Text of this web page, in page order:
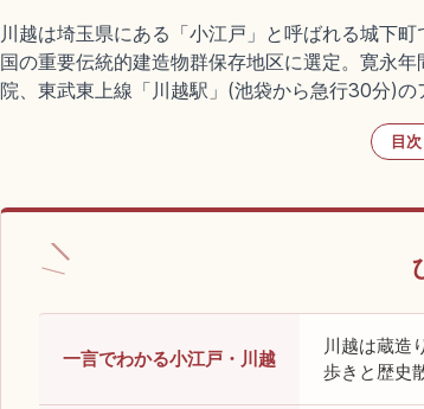
川越は埼玉県にある「小江戸」と呼ばれる城下
国の重要伝統的建造物群保存地区に選定。寛永
院、東武東上線「川越駅」(池袋から急行30分)の
目次
一言でわかる小江戸・川越
川越は蔵造
歩きと歴史